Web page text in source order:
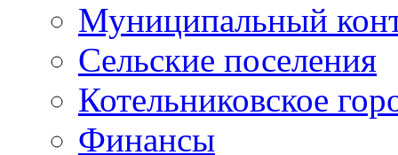
Муниципальный
Сельские поселения
Котельниковское
Финансы